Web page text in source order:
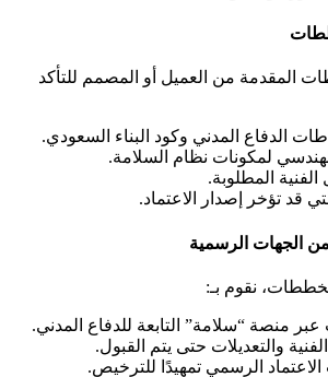
المقدمة من العميل أو المصمم للتأكد
الدفاع المدني وكود البناء السعودي.
لمكونات نظام السلامة.
الفنية المطلوبة.
قد تؤخر إصدار الاعتماد.
نقوم بـ:
منصة “سلامة” التابعة للدفاع المدني.
والتعديلات حتى يتم القبول.
الرسمي تمهيدًا للترخيص.